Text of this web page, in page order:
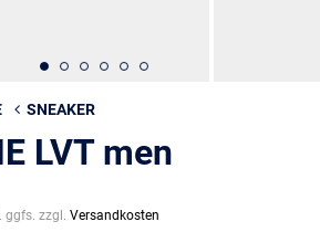
SNEAKER
LVT men
ggfs. zzgl. Versandkosten